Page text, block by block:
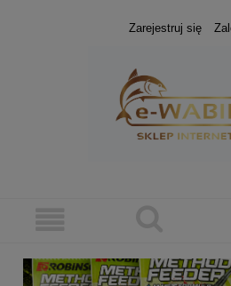
Zarejestruj się